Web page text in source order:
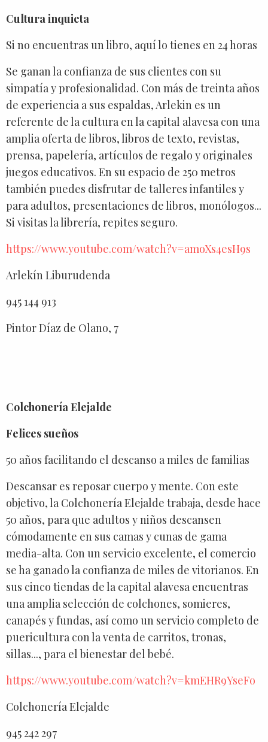
Cultura inquieta
Si no encuentras un libro, aquí lo tienes en 24 horas
Se ganan la confianza de sus clientes con su
simpatía y profesionalidad. Con más de treinta años
de experiencia a sus espaldas, Arlekin es un
referente de la cultura en la capital alavesa con una
amplia oferta de libros, libros de texto, revistas,
prensa, papelería, artículos de regalo y originales
juegos educativos. En su espacio de 250 metros
también puedes disfrutar de talleres infantiles y
para adultos, presentaciones de libros, monólogos...
Si visitas la librería, repites seguro.
https://www.youtube.com/watch?v=amoXs4esH9s
Arlekín Liburudenda
945 144 913
Pintor Díaz de Olano, 7
Colchonería Elejalde
Felices sueños
50 años facilitando el descanso a miles de familias
Descansar es reposar cuerpo y mente. Con este
objetivo, la Colchonería Elejalde trabaja, desde hace
50 años, para que adultos y niños descansen
cómodamente en sus camas y cunas de gama
media-alta. Con un servicio excelente, el comercio
se ha ganado la confianza de miles de vitorianos. En
sus cinco tiendas de la capital alavesa encuentras
una amplia selección de colchones, somieres,
canapés y fundas, así como un servicio completo de
puericultura con la venta de carritos, tronas,
sillas..., para el bienestar del bebé.
https://www.youtube.com/watch?v=kmEHR9YseFo
Colchonería Elejalde
945 242 297